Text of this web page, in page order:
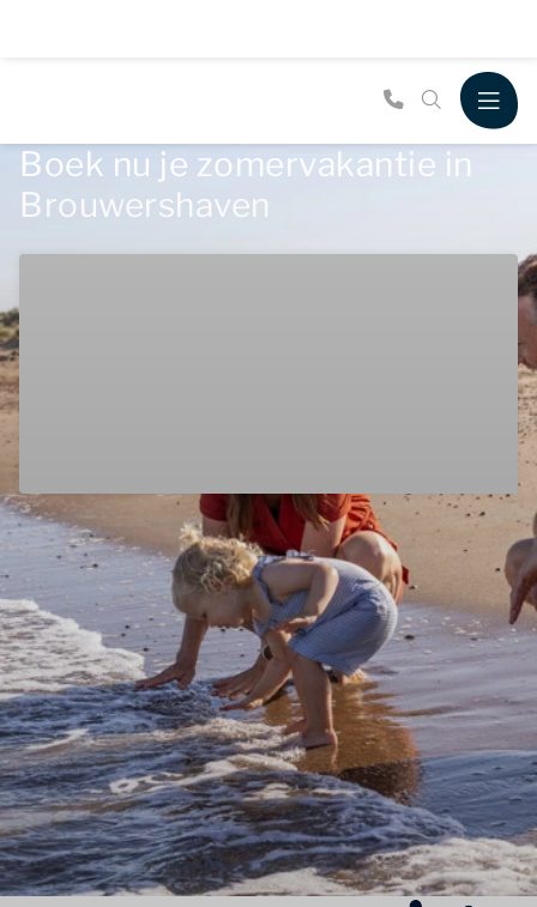
Boek nu je zomervakantie in
Brouwershaven